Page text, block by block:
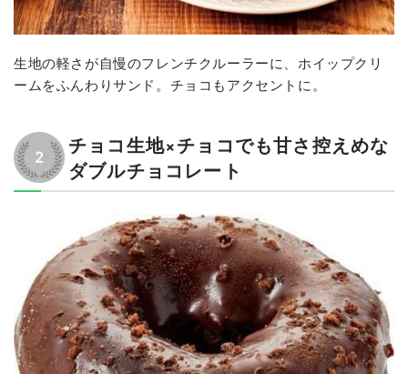
生地の軽さが自慢のフレンチクルーラーに、ホイップクリ
ームをふんわりサンド。チョコもアクセントに。
チョコ生地×チョコでも甘さ控えめな
ダブルチョコレート